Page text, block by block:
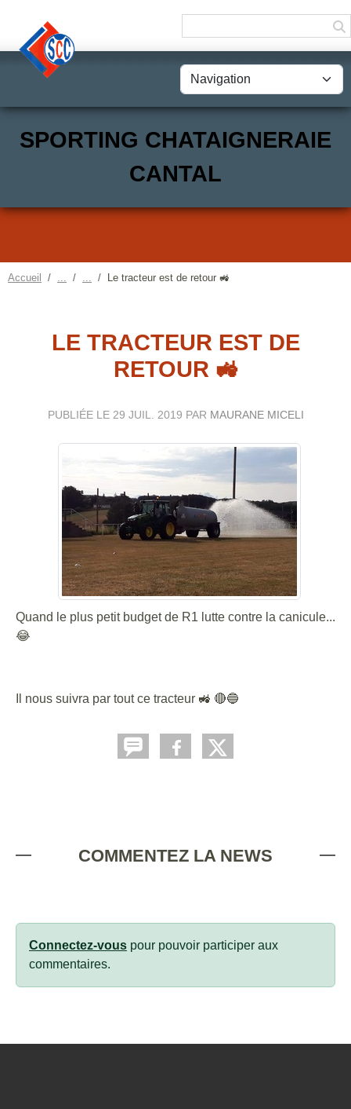
SPORTING CHATAIGNERAIE
CANTAL
Accueil Le tracteur est de retour 🚜
LE TRACTEUR EST DE
RETOUR 🚜
PUBLIÉE LE 29 JUIL. 2019 PAR MAURANE MICELI
Quand le plus petit budget de R1 lutte contre la canicule...
😂
Il nous suivra par tout ce tracteur 🚜 🔴🔵
COMMENTEZ LA NEWS
Connectez-vous pour pouvoir participer aux
commentaires.